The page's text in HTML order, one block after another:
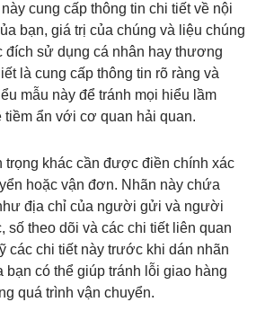
cung cấp thông tin chi tiết về nội
bạn, giá trị của chúng và liệu chúng
đích sử dụng cá nhân hay thương
là cung cấp thông tin rõ ràng và
mẫu này để tránh mọi hiểu lầm
tiềm ẩn với cơ quan hải quan.
trọng khác cần được điền chính xác
hoặc vận đơn. Nhãn này chứa
địa chỉ của người gửi và người
số theo dõi và các chi tiết liên quan
các chi tiết này trước khi dán nhãn
bạn có thể giúp tránh lỗi giao hàng
quá trình vận chuyển.